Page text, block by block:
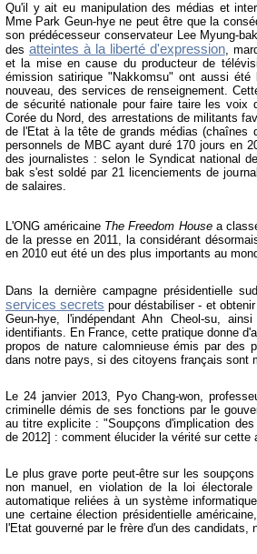
Qu'il y ait eu manipulation des médias et
Mme Park Geun-hye ne peut être que la
son prédécesseur conservateur Lee Myung-
des atteintes à la liberté d'expression,
et la mise en cause du producteur de
émission satirique "Nakkomsu" ont aussi
nouveau, des services de renseignement.
de sécurité nationale pour faire taire les voix
Corée du Nord, des arrestations de militants
de l'Etat à la tête de grands médias (chaînes
personnels de MBC ayant duré 170 jours en
des journalistes : selon le Syndicat national
bak s'est soldé par 21 licenciements de
de salaires.
L'ONG américaine The Freedom Housea
de la presse en 2011, la considérant
en 2010 eut été un des plus importants au
Dans la dernière campagne présidentielle
services secrets pour déstabiliser - et
Geun-hye, l'indépendant Ahn Cheol-su,
identifiants. En France, cette pratique donne
propos de nature calomnieuse émis par des
dans notre pays, si des citoyens français sont
Le 24 janvier 2013, Pyo Chang-won,
criminelle démis de ses fonctions par le
au titre explicite : "Soupçons d'implication
de 2012] : comment élucider la vérité sur cette
Le plus grave porte peut-être sur les
non manuel, en violation de la loi
automatique reliées à un système
une certaine élection présidentielle
l'Etat gouverné par le frère d'un des candidats,